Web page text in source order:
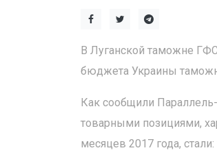
В Луганской таможне
бюджета Украины
Как сообщили
товарными позициями,
месяцев 2017 года,